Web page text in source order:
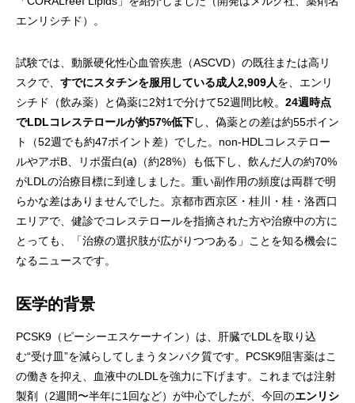
エンリシチド）。
試験では、動脈硬化性心血管疾患（ASCVD）の既往または高リ
スクで、 すでにスタチンを服用している成人2,909人を、エンリ
シチド（飲み薬）と偽薬に2対1で分けて52週間比較。 24週時点
でLDLコレステロールが約57%低下し、偽薬との差は約55ポイン
ト（52週でも約47ポイント差）でした。non-HDLコレステロー
ルやアポB、リポ蛋白(a)（約28%）も低下し、飲んだ人の約70%
がLDLの治療目標に到達しました。重い副作用の頻度は両群で明
らかな差はありませんでした。京都市西京区・桂川・桂・洛西口
エリアで、健診でコレステロールを指摘された方や治療中の方に
とっても、「治療の選択肢が広がりつつある」ことを知る機会に
なるニュースです。
医学的背景
PCSK9（ピーシーエスケーナイン）は、肝臓でLDLを取り込
む“受け皿”を減らしてしまうタンパク質です。PCSK9阻害薬はこ
の働きを抑え、血液中のLDLを強力に下げます。これまでは注射
製剤（2週間〜半年に1回など）が中心でしたが、今回のエンリシ